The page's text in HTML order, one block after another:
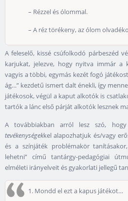
– Rézzel és ólommal.
– A réz törékeny, az ólom
A feleselő, kissé csúfolkodó párbeszéd
karjukat, jelezve, hogy nyitva immár a
vagyis a többi, egymás kezét fogó
ág…” kezdetű ismert dalt énekli, így
játékosok, végül a kaput alkotók is
tartók a lánc első párját alkotók lesznek
A továbbiakban arról lesz szó,
tevékenységekkel alapozhatjuk és/vagy
és a színjáték problémakör
lehetni” című tantárgy-pedagógiai
elméleti irányelveit és gyakorlati jellegű
1. Mondd el ezt a kapus játékot…